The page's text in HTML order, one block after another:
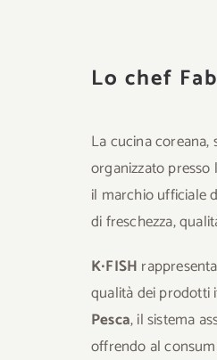
Lo chef
La cucina
organizzato
il marchio ufficiale
di freschezza,
K∙FISH
qualità dei prodotti
Pesca, il sistema
offrendo al